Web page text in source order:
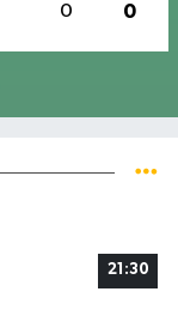
0 0
21:30